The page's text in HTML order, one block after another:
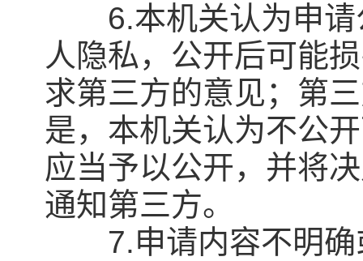
6.本机关认为申请
人隐私，公开后可能
求第三方的意见；第
是，本机关认为不公
应当予以公开，并将
通知第三方。
7.申请内容不明确